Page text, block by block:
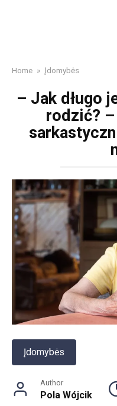
Home » Įdomybės
– Jak długo
rodzić? –
Įdomybės
Author
Pola Wójcik